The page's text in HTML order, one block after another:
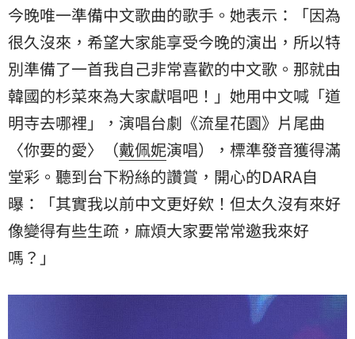
今晚唯一準備中文歌曲的歌手。她表示：「因為
很久沒來，希望大家能享受今晚的演出，所以特
別準備了一首我自己非常喜歡的中文歌。那就由
韓國的杉菜來為大家獻唱吧！」她用中文喊「道
明寺去哪裡」，演唱台劇《流星花園》片尾曲
〈你要的愛〉（戴佩妮演唱），標準發音獲得滿
堂彩。聽到台下粉絲的讚賞，開心的DARA自
曝：「其實我以前中文更好欸！但太久沒有來好
像變得有些生疏，麻煩大家要常常邀我來好
嗎？」